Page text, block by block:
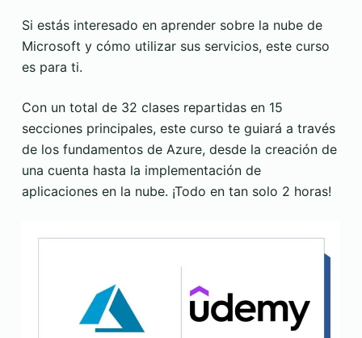
Si estás interesado en aprender sobre la nube de
Microsoft y cómo utilizar sus servicios, este curso
es para ti.
Con un total de 32 clases repartidas en 15
secciones principales, este curso te guiará a través
de los fundamentos de Azure, desde la creación de
una cuenta hasta la implementación de
aplicaciones en la nube. ¡Todo en tan solo 2 horas!